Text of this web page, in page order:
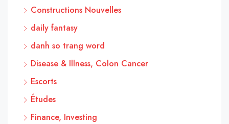
Constructions Nouvelles
daily fantasy
danh so trang word
Disease & Illness, Colon Cancer
Escorts
Études
Finance, Investing